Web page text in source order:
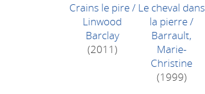
Crains le pire/
Linwood
Barclay
(2011)
Le cheval dans
la pierre/
Barrault,
Marie-
Christine
(1999)